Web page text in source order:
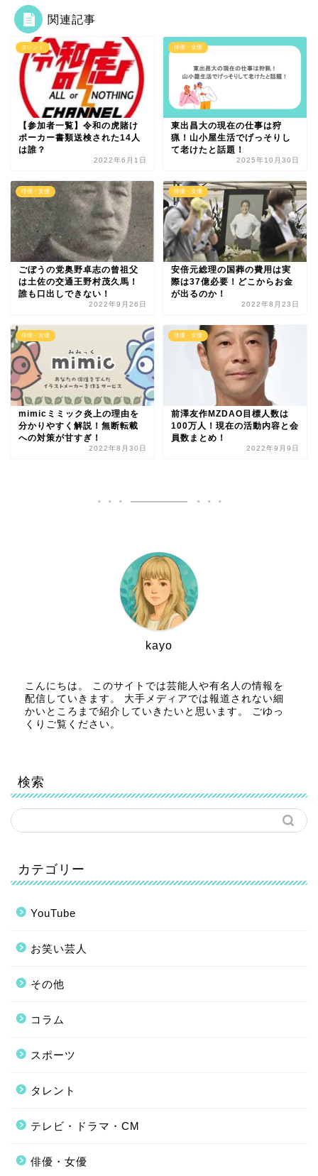
関連記事
タレント
【参加者一覧】令和の虎賭け
ポーカー書類送検された14人
は誰？
2022年6月1日
俳優・女優
東出昌大の現在の仕事は狩
猟！山小屋生活でげっそりし
て老けたと話題！
2025年10月30日
俳優・女優
ごぼうの党奥野卓志の曾祖父
は土佐の交通王野村茂久馬！
誰も口出しできない！
2022年9月26日
俳優・女優
安倍元総理の国葬の費用は実
際は37億必要！どこからお金
が出るのか！
2022年8月23日
俳優・女優
mimicミミック炎上の理由を
分かりやすく解説！無断転載
への対策が甘すぎ！
2022年8月30日
俳優・女優
前澤友作MZDAO目標人数は
100万人！現在の活動内容と会
員数まとめ！
2022年9月9日
kayo
こんにちは。 このサイトでは芸能人や有名人の情報を
配信していきます。 大手メディアでは報道されない細
かいところまで紹介していきたいと思います。 ごゆっ
くりご覧ください。
検索
カテゴリー
YouTube
お笑い芸人
その他
コラム
スポーツ
タレント
テレビ・ドラマ・CM
俳優・女優